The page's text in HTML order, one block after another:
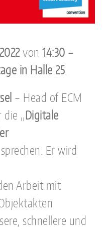
von14:30 –
in Halle 25.
– Head of ECM
„Digitale
Er wird
Arbeit mit
schnellere und